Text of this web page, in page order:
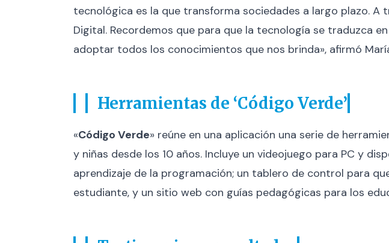
tecnológica es la que transforma sociedades a largo plazo.
Digital. Recordemos que para que la tecnología se traduzca
adoptar todos los conocimientos que nos brinda», afirmó
Herramientas de ‘Código Verde’
«Código Verde» reúne en una aplicación una serie de
y niñas desde los 10 años. Incluye un videojuego para PC y
aprendizaje de la programación; un tablero de control para
estudiante, y un sitio web con guías pedagógicas para los